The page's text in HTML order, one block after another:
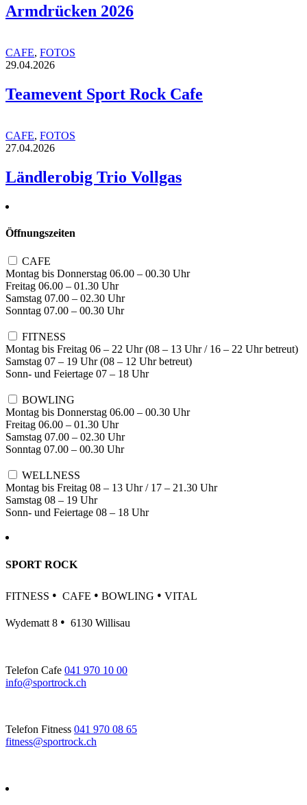
Armdrücken 2026
CAFE, FOTOS
29.04.2026
Teamevent Sport Rock Cafe
CAFE, FOTOS
27.04.2026
Ländlerobig Trio Vollgas
Öffnungszeiten
CAFE
Montag bis Donnerstag 06.00 – 00.30 Uhr
Freitag 06.00 – 01.30 Uhr
Samstag 07.00 – 02.30 Uhr
Sonntag 07.00 – 00.30 Uhr
FITNESS
Montag bis Freitag 06 – 22 Uhr (08 – 13 Uhr / 16 – 22 Uhr betreut)
Samstag 07 – 19 Uhr (08 – 12 Uhr betreut)
Sonn- und Feiertage 07 – 18 Uhr
BOWLING
Montag bis Donnerstag 06.00 – 00.30 Uhr
Freitag 06.00 – 01.30 Uhr
Samstag 07.00 – 02.30 Uhr
Sonntag 07.00 – 00.30 Uhr
WELLNESS
Montag bis Freitag 08 – 13 Uhr / 17 – 21.30 Uhr
Samstag 08 – 19 Uhr
Sonn- und Feiertage 08 – 18 Uhr
SPORT ROCK
FITNESS • CAFE • BOWLING • VITAL
Wydematt 8 • 6130 Willisau
Telefon Cafe 041 970 10 00
info@sportrock.ch
Telefon Fitness 041 970 08 65
fitness@sportrock.ch